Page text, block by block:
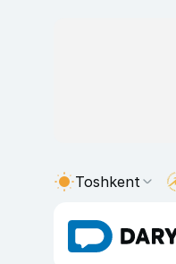
Toshkent